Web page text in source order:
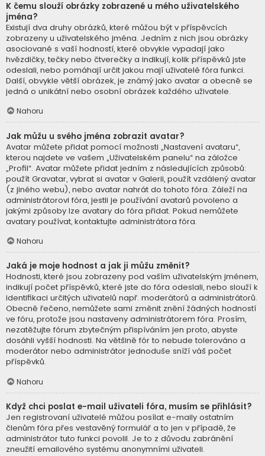
K čemu slouží obrázky zobrazené u mého uživatelského
jména?
Existují dva druhy obrázků, které můžou být v příspěvcích
zobrazeny u uživatelského jména. Jedním z nich jsou obrázky
asociované s vaší hodností, které obvykle vypadají jako
hvězdičky, tečky nebo čtverečky a indikují, kolik příspěvků jste
odeslali, nebo pomáhají určit jakou mají uživatelé fóra funkci.
Další, obvykle větší obrázek, je známý jako avatar a obecně se
jedná o unikátní nebo osobní obrázek každého uživatele.
Nahoru
Jak můžu u svého jména zobrazit avatar?
Avatar můžete přidat pomocí možnosti „Nastavení avataru“,
kterou najdete ve vašem „Uživatelském panelu“ na záložce
„Profil“. Avatar můžete přidat jedním z následujících způsobů:
použít Gravatar, vybrat si avatar v Galerii, použít vzdálený avatar
(z jiného webu), nebo avatar nahrát do tohoto fóra. Záleží na
administrátorovi fóra, jestli je používání avatarů povoleno a
jakými způsoby lze avatary do fóra přidat. Pokud nemůžete
avatary používat, kontaktujte administrátora fóra.
Nahoru
Jaká je moje hodnost a jak ji můžu změnit?
Hodnosti, které jsou zobrazeny pod vaším uživatelským jménem,
indikují počet příspěvků, které jste do fóra odeslali, nebo slouží k
identifikaci určitých uživatelů např. moderátorů a administrátorů.
Obecně řečeno, nemůžete sami změnit znění žádných hodností
ve fóru, protože jsou nastaveny administrátorem fóra. Prosím,
nezatěžujte fórum zbytečným přispíváním jen proto, abyste
dosáhli vyšší hodnosti. Na většině fór to nebude tolerováno a
moderátor nebo administrátor jednoduše sníží váš počet
příspěvků.
Nahoru
Když chci poslat e-mail uživateli fóra, musím se přihlásit?
Jen registrovaní uživatelé můžou posílat e-maily ostatním
členům fóra přes vestavěný formulář a to jen v případě, že
administrátor tuto funkci povolil. Je to z důvodu zabránění
zneužití emailového systému anonymními uživateli.